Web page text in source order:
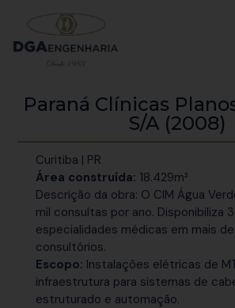
Paraná Clínicas
S/A (2008)
Curitiba | PR
Área construída: 18.429m²
Descrição da obra: O CIM Água
mil consultas por ano. Disponibiliza
especialidades médicas em mais
consultórios.
Escopo: Instalações elétricas de
infraestrutura para sistemas de
estruturado e automação.